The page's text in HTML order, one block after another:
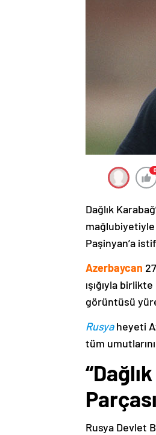
0
Dağlık
mağlubiyetiyle
Paşinyan’a
Azerbaycan
ışığıyla
görüntüsü
Rusyaheyeti
tüm
Rusya Devlet